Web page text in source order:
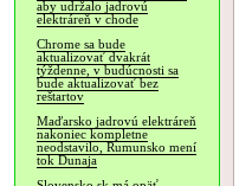
aby udržalo jadrovú
elektráreň v chode
Chrome sa bude
aktualizovať dvakrát
týždenne, v budúcnosti sa
bude aktualizovať bez
reštartov
Maďarsko jadrovú elektráreň
nakoniec kompletne
neodstavilo, Rumunsko mení
tok Dunaja